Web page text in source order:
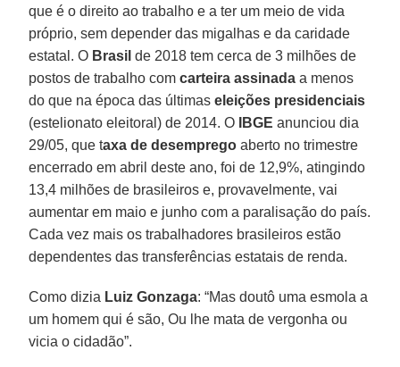
que é o direito ao trabalho e a ter um meio de vida
próprio, sem depender das migalhas e da caridade
estatal. O Brasil de 2018 tem cerca de 3 milhões de
postos de trabalho comcarteira assinada a menos
do que na época das últimaseleições presidenciais
(estelionato eleitoral) de 2014. O
IBGE anunciou dia
29/05, que taxa de desemprego aberto no trimestre
encerrado em abril deste ano, foi de 12,9%, atingindo
13,4 milhões de brasileiros e, provavelmente, vai
aumentar em maio e junho com a paralisação do país.
Cada vez mais os trabalhadores brasileiros estão
dependentes das transferências estatais de renda.
Como dizia Luiz Gonzaga: “Mas doutô uma esmola a
um homem qui é são, Ou lhe mata de vergonha ou
vicia o cidadão”.